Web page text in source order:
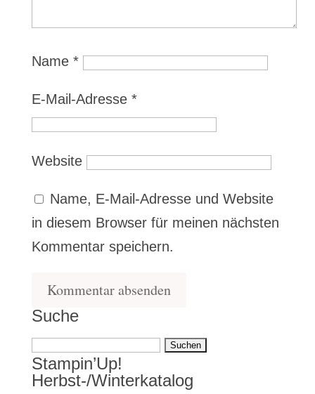
Name *
E-Mail-Adresse *
Website
Name, E-Mail-Adresse und Website
in diesem Browser für meinen nächsten
Kommentar speichern.
Suche
Suchen
nach:
Stampin’Up!
Herbst-/Winterkatalog